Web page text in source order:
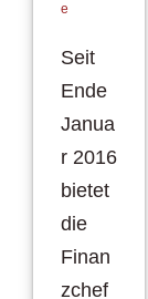
e
Seit
Ende
Janua
r 2016
bietet
die
Finan
zchef